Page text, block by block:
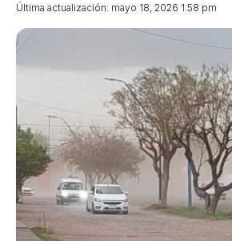
Última actualización: mayo 18, 2026 1:58 pm